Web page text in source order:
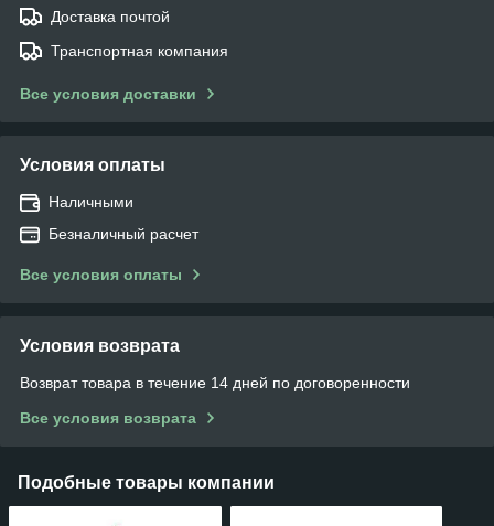
Доставка почтой
Транспортная компания
Все условия доставки
Условия оплаты
Наличными
Безналичный расчет
Все условия оплаты
Условия возврата
Возврат товара в течение 14 дней по договоренности
Все условия возврата
Подобные товары компании